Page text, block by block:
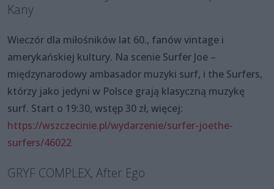
Kany
Wieczór dla miłośników lat 60., fanów vintage i
amerykańskiej kultury. Na scenie Surfer Joe –
międzynarodowy ambasador muzyki surf, i the Surfers,
którzy jako jedyni w Polsce grają klasyczną muzykę
surf. Start o 19:30, wstęp 30 zł, więcej:
https://wszczecinie.pl/wydarzenie/surfer-joethe-
surfers/46022
GRYF COMPLEX, After Ego